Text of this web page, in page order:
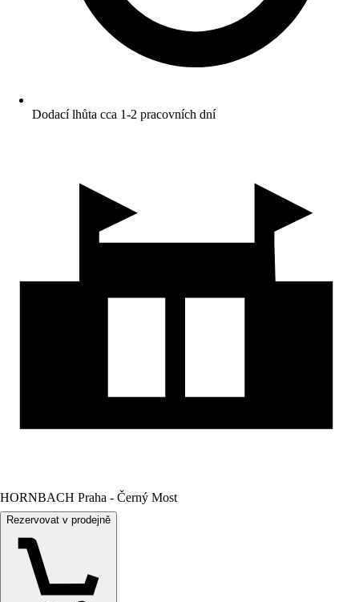
Dodací lhůta cca 1-2 pracovních dní
HORNBACH Praha - Černý Most
Rezervovat v prodejně